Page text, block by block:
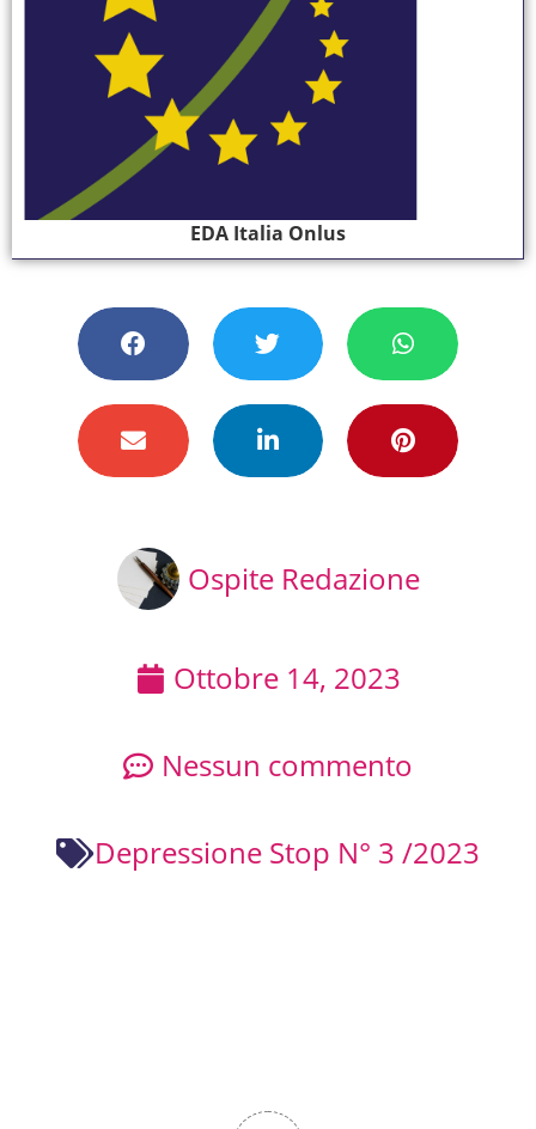
EDA Italia Onlus
Ospite Redazione
Ottobre 14, 2023
Nessun commento
Depressione Stop N° 3 /2023